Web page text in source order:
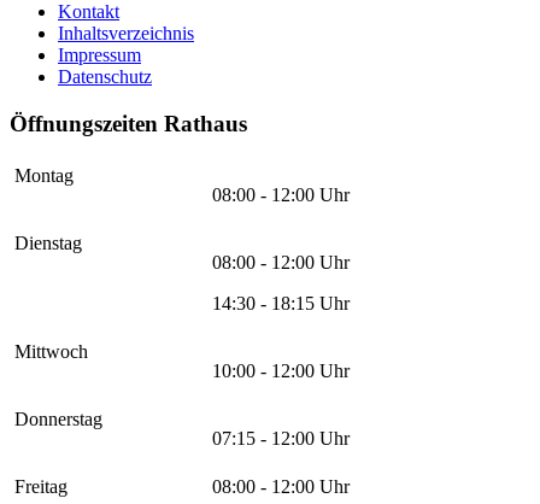
Kontakt
Inhaltsverzeichnis
Impressum
Datenschutz
Öffnungszeiten Rathaus
Montag
08:00 - 12:00 Uhr
Dienstag
08:00 - 12:00 Uhr
14:30 - 18:15 Uhr
Mittwoch
10:00 - 12:00 Uhr
Donnerstag
07:15 - 12:00 Uhr
Freitag 08:00 - 12:00 Uhr